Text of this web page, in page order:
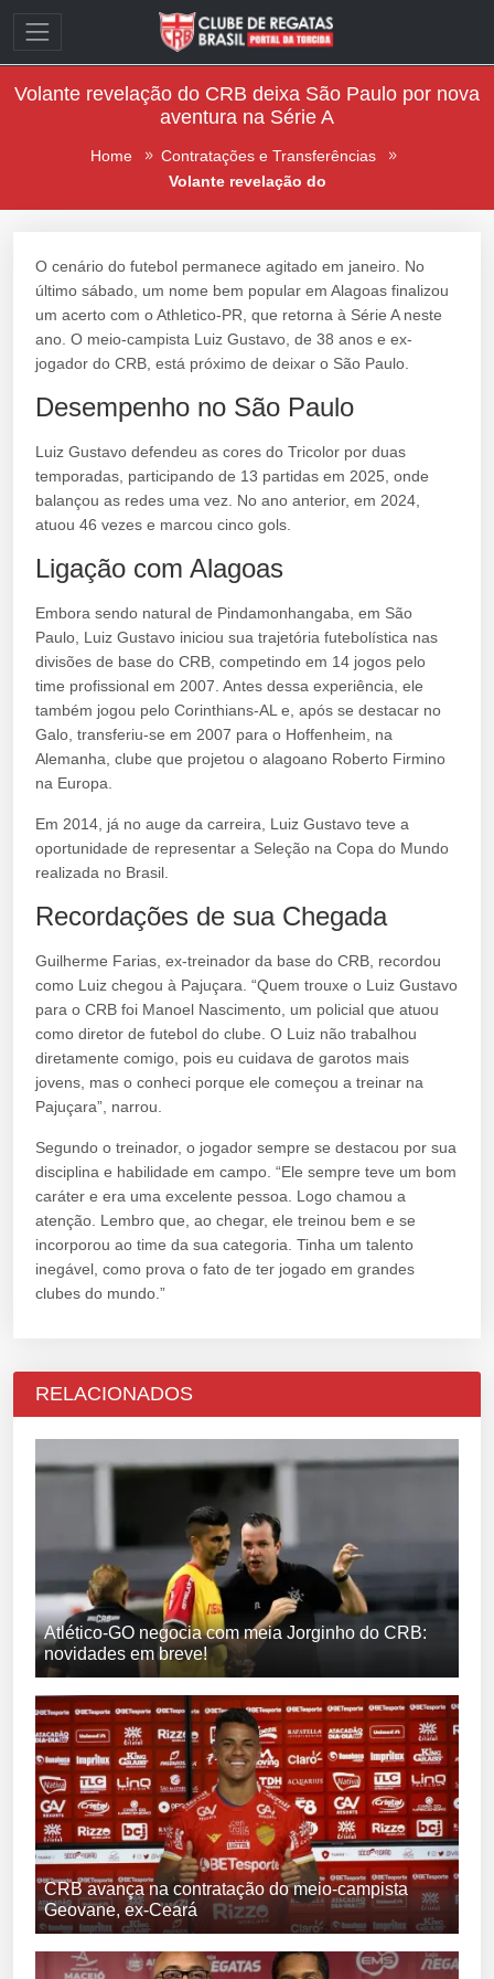
Volante revelação do CRB deixa São Paulo por nova
aventura na Série A
Home
Contratações e Transferências
Volante revelação do
O cenário do futebol permanece agitado em janeiro. No
último sábado, um nome bem popular em Alagoas finalizou
um acerto com o Athletico-PR, que retorna à Série A neste
ano. O meio-campista Luiz Gustavo, de 38 anos e ex-
jogador do CRB, está próximo de deixar o São Paulo.
Desempenho no São Paulo
Luiz Gustavo defendeu as cores do Tricolor por duas
temporadas, participando de 13 partidas em 2025, onde
balançou as redes uma vez. No ano anterior, em 2024,
atuou 46 vezes e marcou cinco gols.
Ligação com Alagoas
Embora sendo natural de Pindamonhangaba, em São
Paulo, Luiz Gustavo iniciou sua trajetória futebolística nas
divisões de base do CRB, competindo em 14 jogos pelo
time profissional em 2007. Antes dessa experiência, ele
também jogou pelo Corinthians-AL e, após se destacar no
Galo, transferiu-se em 2007 para o Hoffenheim, na
Alemanha, clube que projetou o alagoano Roberto Firmino
na Europa.
Em 2014, já no auge da carreira, Luiz Gustavo teve a
oportunidade de representar a Seleção na Copa do Mundo
realizada no Brasil.
Recordações de sua Chegada
Guilherme Farias, ex-treinador da base do CRB, recordou
como Luiz chegou à Pajuçara. “Quem trouxe o Luiz Gustavo
para o CRB foi Manoel Nascimento, um policial que atuou
como diretor de futebol do clube. O Luiz não trabalhou
diretamente comigo, pois eu cuidava de garotos mais
jovens, mas o conheci porque ele começou a treinar na
Pajuçara”, narrou.
Segundo o treinador, o jogador sempre se destacou por sua
disciplina e habilidade em campo. “Ele sempre teve um bom
caráter e era uma excelente pessoa. Logo chamou a
atenção. Lembro que, ao chegar, ele treinou bem e se
incorporou ao time da sua categoria. Tinha um talento
inegável, como prova o fato de ter jogado em grandes
clubes do mundo.”
RELACIONADOS
Atlético-GO negocia com meia Jorginho do CRB:
novidades em breve!
CRB avança na contratação do meio-campista
Geovane, ex-Ceará